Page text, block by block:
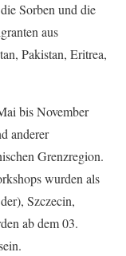
Sorben und die
aus
Pakistan, Eritrea,
bis November
anderer
Grenzregion.
wurden als
Szczecin,
ab dem 03.